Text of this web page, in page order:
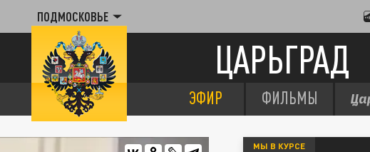
ПОДМОСКОВЬЕ
ЦАРЬГРАД
ЭФИР ФИЛЬМЫ
МЫ В КУРСЕ